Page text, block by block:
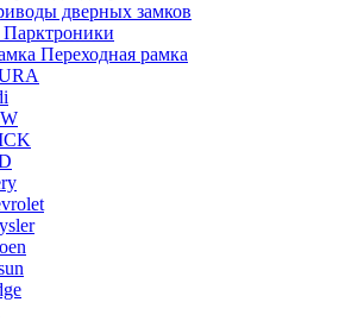
дверных замков
Парктроники
Переходная рамка